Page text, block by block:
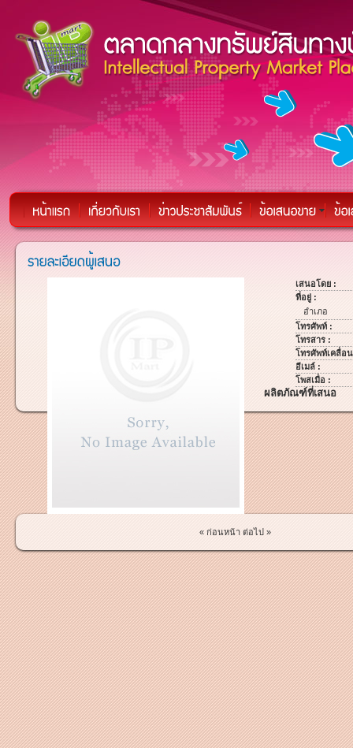
เสนอโดย :
ที่อยู่ :
อำเภอ
โทรศัพท์ :
โทรสาร :
โทรศัพท์เคลื่อ
อีเมล์ :
โพสเมื่อ :
ผลิตภัณฑ์ที่เสนอ
« ก่อนหน้า ต่อไป »